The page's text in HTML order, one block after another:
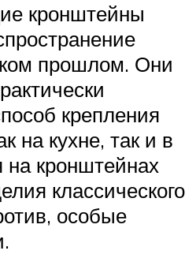
кронштейны
прошлом. Они
крепления
на кухне, так и в
на кронштейнах
классического
особые